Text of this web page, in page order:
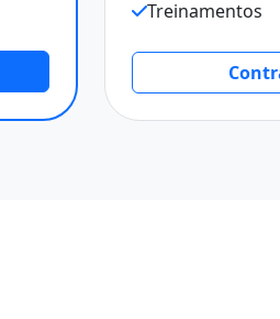
Treinamentos